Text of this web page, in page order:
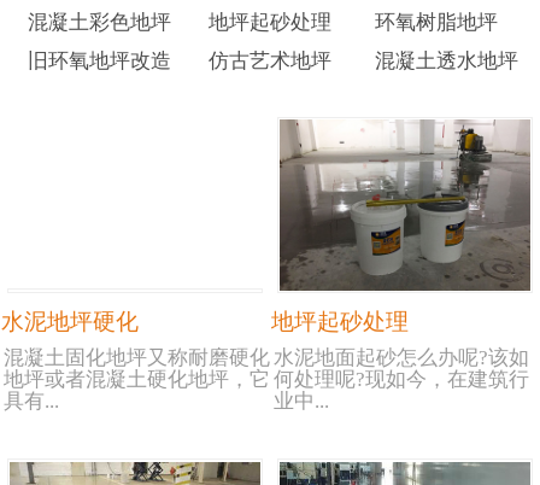
混凝土彩色地坪
地坪起砂处理
环氧树脂地坪
旧环氧地坪改造
仿古艺术地坪 混凝土透水地坪
水泥地坪硬化
混凝土固化地坪又称耐磨硬化
地坪或者混凝土硬化地坪，它
具有...
地坪起砂处理
水泥地面起砂怎么办呢?该如
何处理呢?现如今，在建筑行
业中...